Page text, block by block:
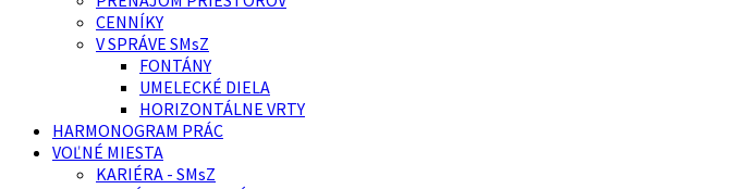
CENNÍKY
V SPRÁVE SMsZ
FONTÁNY
UMELECKÉ DIELA
HORIZONTÁLNE VRTY
HARMONOGRAM PRÁC
VOĽNÉ MIESTA
KARIÉRA - SMsZ